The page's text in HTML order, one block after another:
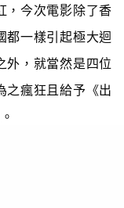
，今次電影除了香
都一樣引起極大迴
外，就當然是四位
之瘋狂且給予《出